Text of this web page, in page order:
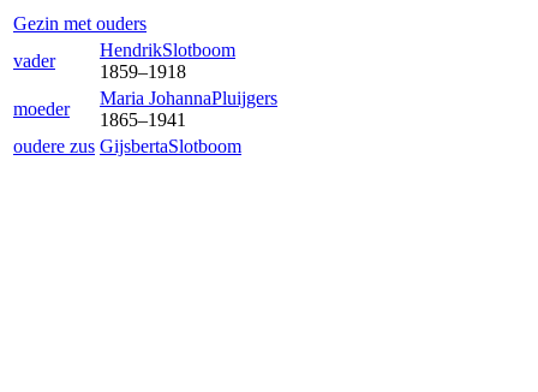
Gezin met ouders
vader
HendrikSlotboom
1859–1918
moeder
Maria JohannaPluijgers
1865–1941
oudere zus GijsbertaSlotboom